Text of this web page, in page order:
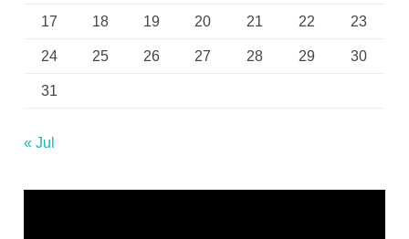
17 18 19 20 21 22 23
24 25 26 27 28 29 30
31
« Jul